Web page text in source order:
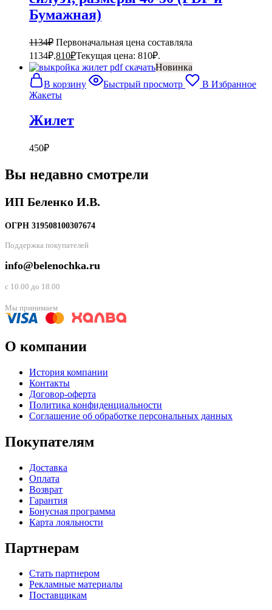
Бумажная)
1134₽ Первоначальная цена составляла
1134₽.810₽Текущая цена: 810₽.
Новинка
В корзину
Быстрый просмотр
В Избранное
Жакеты
Жилет
450₽
Вы недавно смотрели
ИП Беленко И.В.
ОГРН 319508100307674
Поддержка покупателей
info@belenochka.ru
с 10.00 до 18.00
Мы принимаем
О компании
История компании
Контакты
Договор-оферта
Политика конфиденциальности
Соглашение об обработке персональных данных
Покупателям
Доставка
Оплата
Возврат
Гарантия
Бонусная программа
Карта лояльности
Партнерам
Стать партнером
Рекламные материалы
Поставщикам